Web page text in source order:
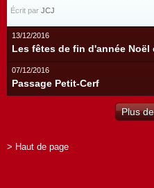
Écrit par JCJ
13/12/2016
Les fêtes de fin d'année Noël
07/12/2016
Passage Petit-Cerf
Plus
> Haut de page